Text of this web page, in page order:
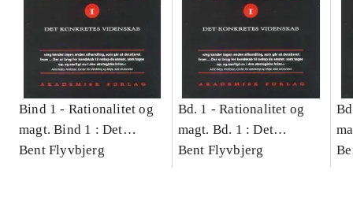
Bind 1 - Rationalitet og
magt. Bind 1 : Det
konkretes videnskab
Bent Flyvbjerg
Bd. 1 -Rationalitet og
magt. Bd. 1 : Det
konkretes videnskab
Bent Flyvbjerg